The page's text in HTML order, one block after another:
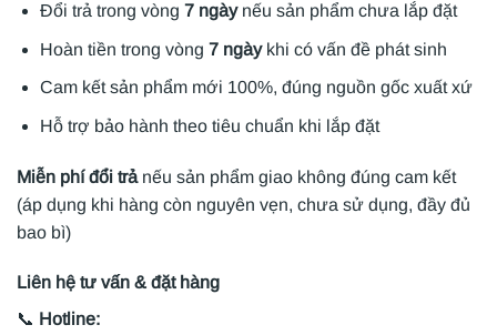
Đổi trả trong vòng 7 ngàynếu sản phẩm chưa lắp đặt
Hoàn tiền trong vòng 7 ngàykhi có vấn đề phát sinh
Cam kết sản phẩm mới 100%, đúng nguồn gốc xuất xứ
Hỗ trợ bảo hành theo tiêu chuẩn khi lắp đặt
Miễn phí đổi trảnếu sản phẩm giao không đúng cam kết
(áp dụng khi hàng còn nguyên vẹn, chưa sử dụng, đầy đủ
bao bì)
Liên hệ tư vấn & đặt hàng
📞 Hotline: